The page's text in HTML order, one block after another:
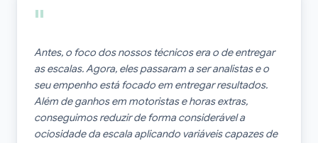
"
Antes, o foco dos nossos técnicos era o de entregar
as escalas. Agora, eles passaram a ser analistas e o
seu empenho está focado em entregar resultados.
Além de ganhos em motoristas e horas extras,
conseguimos reduzir de forma considerável a
ociosidade da escala aplicando variáveis capazes de